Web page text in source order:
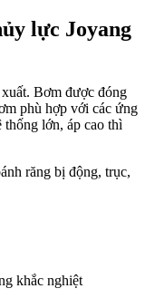
lực Joyang
xuất. Bơm được đóng
phù hợp với các ứng
thống lớn, áp cao thì
răng bị động, trục,
khắc nghiệt